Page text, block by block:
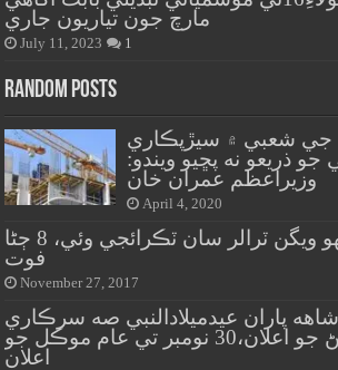
مارچ جون تياريون جاري
July 11, 2023 1
Random Posts
شعبي ۾ سيڙپڪاري
جو ذريعو نه پڇيو ويندو:
وزيراعظم عمران خان
April 4, 2020
نوري آباد ويجهو ويگن ٽرالر سان ٽڪرائجي وئي، 8 ڄڻا
فوت
November 27, 2017
پاران عيدميلادالنبي صه سرڪاري
سطح تي ملهائڻ جو اعلان،30 نومبر تي عام موڪل جو
اعلان